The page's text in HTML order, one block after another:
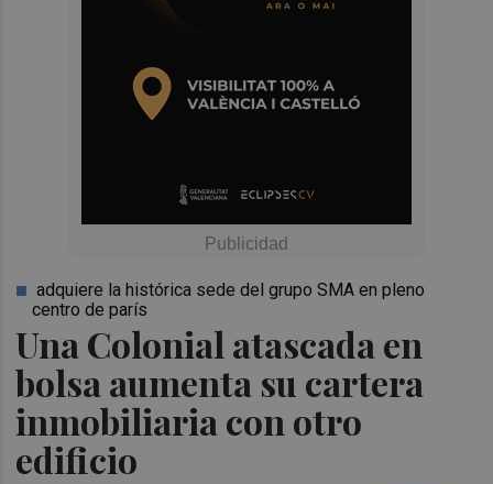
Una Colonial atascada en
bolsa aumenta su cartera
inmobiliaria con otro
edificio
adquiere la histórica sede del grupo SMA en pleno
centro de parís